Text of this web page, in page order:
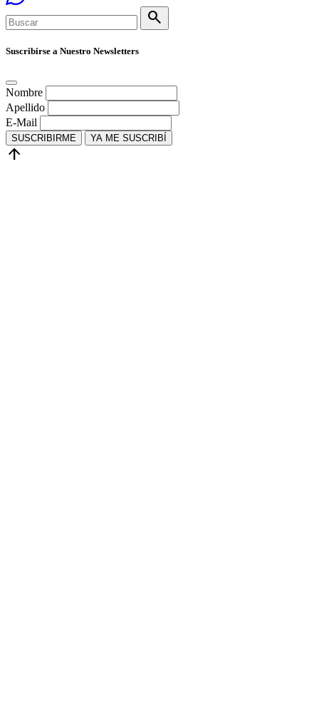
search
Suscribirse a Nuestro Newsletters
Nombre
Apellido
E-Mail
SUSCRIBIRME YA ME SUSCRIBÍ
arrow_upward